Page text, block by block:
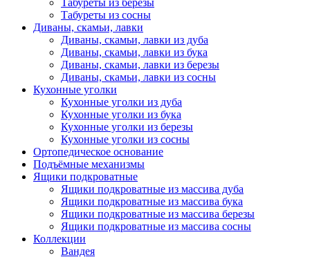
Табуреты из березы
Табуреты из сосны
Диваны, скамьи, лавки
Диваны, скамьи, лавки из дуба
Диваны, скамьи, лавки из бука
Диваны, скамьи, лавки из березы
Диваны, скамьи, лавки из сосны
Кухонные уголки
Кухонные уголки из дуба
Кухонные уголки из бука
Кухонные уголки из березы
Кухонные уголки из сосны
Ортопедическое основание
Подъёмные механизмы
Ящики подкроватные
Ящики подкроватные из массива дуба
Ящики подкроватные из массива бука
Ящики подкроватные из массива березы
Ящики подкроватные из массива сосны
Коллекции
Вандея